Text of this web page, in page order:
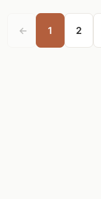
← 1 2